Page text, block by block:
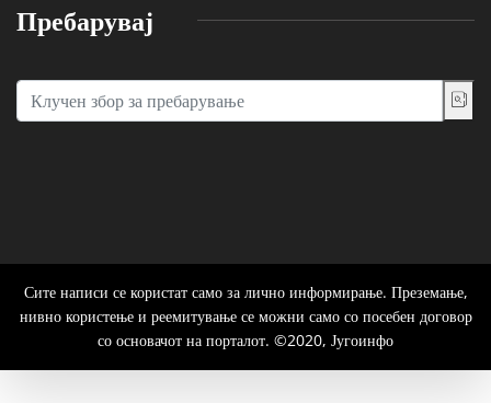
Пребарувај
Сите написи се користат само за лично информирање. Преземање,
нивно користење и реемитување се можни само со посебен договор
со основачот на порталот. ©2020, Југоинфо